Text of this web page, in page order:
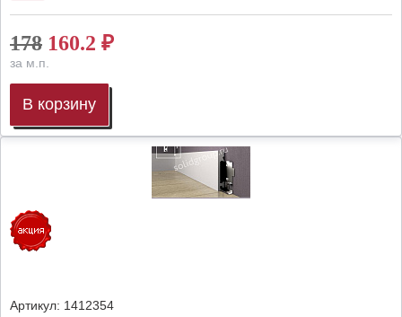
178 160.2 ₽
за м.п.
В корзину
Артикул: 1412354